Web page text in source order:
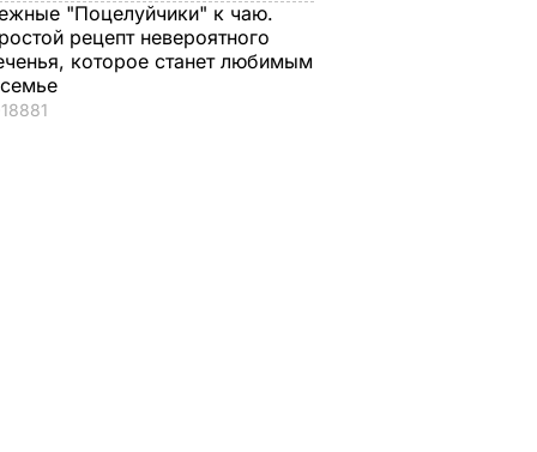
"Поцелуйчики" к чаю.
рецепт невероятного
которое станет любимым
18881